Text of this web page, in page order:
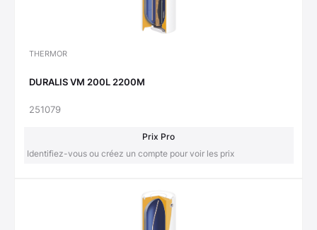
THERMOR
DURALIS VM 200L 2200M
251079
Prix Pro
Identifiez-vous ou créez un compte pour voir les prix